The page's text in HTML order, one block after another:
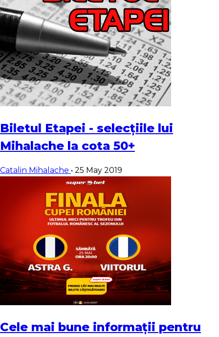
Biletul Etapei - selecțiile lui
Mihalache la cota 50+
Catalin Mihalache • 25 May 2019
Cele mai bune informații pentru